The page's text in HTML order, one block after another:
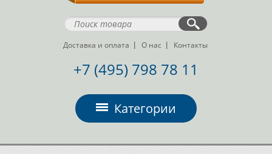
Доставка и оплата О нас Контакты
+7 (495) 798 78 11
Категории